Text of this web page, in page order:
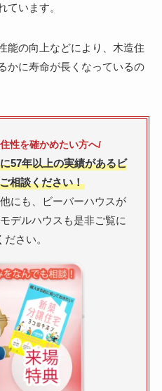
ています。
能の向上などにより、木造住
かに寿命が長くなっているの
性を確かめたい方へ/
57年以上の実績があるビ
相談ください！
にも、ビーバーハウスが
デルハウスも是非ご覧に
さい。